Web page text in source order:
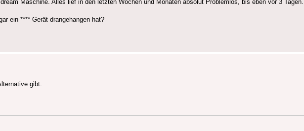
Maschine. Alles lief in den letzten Wochen und Monaten absolut Problemlos, bis eben vor 3 Tagen.
ein **** Gerät drangehangen hat?
gibt.